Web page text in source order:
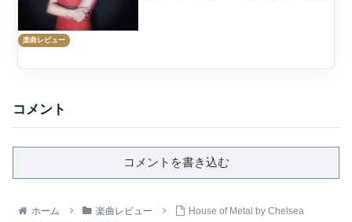
楽曲レビュー
コメント
コメントを書き込む
ホーム 楽曲レビュー
House of Metal by Chelsea